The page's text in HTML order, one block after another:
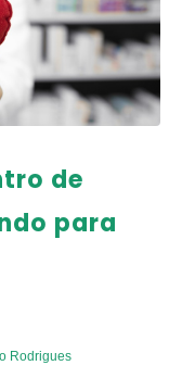
de
para
Rodrigues